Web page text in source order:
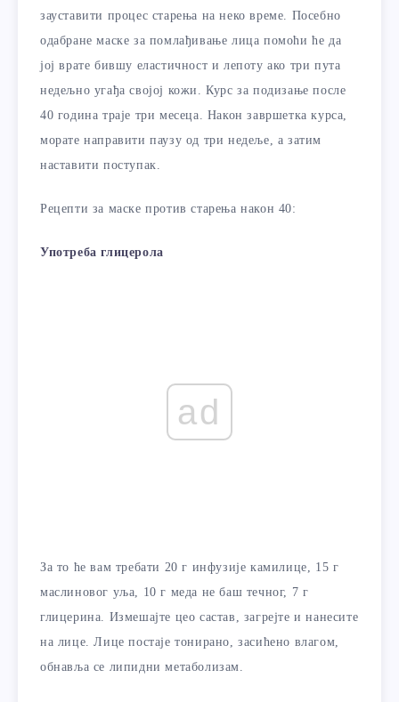
зауставити процес старења на неко време. Посебно
одабране маске за помлађивање лица помоћи ће да
јој врате бившу еластичност и лепоту ако три пута
недељно угађа својој кожи. Курс за подизање после
40 година траје три месеца. Након завршетка курса,
морате направити паузу од три недеље, а затим
наставити поступак.
Рецепти за маске против старења након 40:
Употреба глицерола
ad
За то ће вам требати 20 г инфузије камилице, 15 г
маслиновог уља, 10 г меда не баш течног, 7 г
глицерина. Измешајте цео састав, загрејте и нанесите
на лице. Лице постаје тонирано, засићено влагом,
обнавља се липидни метаболизам.